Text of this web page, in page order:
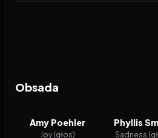
Obsada
Amy Poehler
Joy (głos)
Phyllis
Sadness